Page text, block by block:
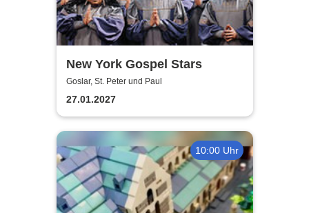
New York Gospel Stars
Goslar, St. Peter und Paul
27.01.2027
10:00 Uhr